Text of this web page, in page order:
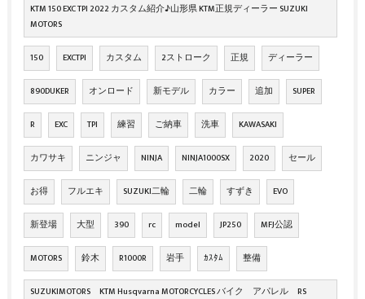
KTM 150 EXC TPI 2022 カスタム紹介♪山形県 KTM正規ディーラー SUZUKI
MOTORS
150 EXCTPI カスタム 2ストローク 正規 ディーラー
890DUKER オンロード 新モデル カラー 追加 SUPER
R EXC TPI 練習 ご納車 洗車 KAWASAKI
カワサキ ニンジャ NINJA NINJA1000SX 2020 セール
お得 フルエキ SUZUKI二輪 二輪 すずき EVO
新登場 大型 390 rc model JP250 MFJ公認
MOTORS 鈴木 R1000R 岩手 ｶｽﾀﾑ 整備
SUZUKIMOTORS KTM Husqvarna MOTORCYCLES バイク アパレル RS